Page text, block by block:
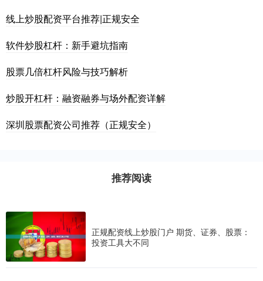
线上炒股配资平台推荐|正规安全
软件炒股杠杆：新手避坑指南
股票几倍杠杆风险与技巧解析
炒股开杠杆：融资融券与场外配资详解
深圳股票配资公司推荐（正规安全）
推荐阅读
正规配资线上炒股门户 期货、证券、股票：
投资工具大不同